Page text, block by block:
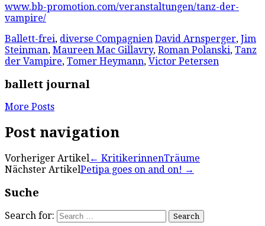
www.bb-promotion.com/veranstaltungen/tanz-der-
vampire/
Ballett-frei, diverse Compagnien David Arnsperger, Jim
Steinman, Maureen Mac Gillavry, Roman Polanski, Tanz
der Vampire, Tomer Heymann, Victor Petersen
ballett journal
More Posts
Post navigation
Vorheriger Artikel← KritikerinnenTräume
Nächster ArtikelPetipa goes on and on! →
Suche
Search for: